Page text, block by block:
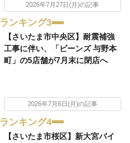
2026年7月27日(月)の記事
ランキング3
【さいたま市中央区】耐震補強
工事に伴い、「ビーンズ 与野本
町」の5店舗が7月末に閉店へ
2026年7月6日(月)の記事
ランキング4
【さいたま市桜区】新大宮バイ